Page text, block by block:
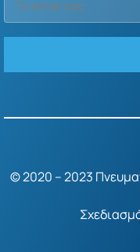
© 2020 – 2023